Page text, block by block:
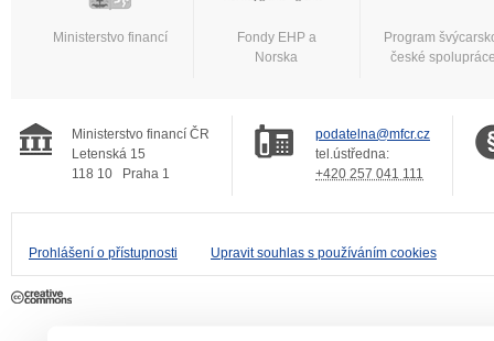
Ministerstvo financí
Fondy EHP a
Norska
Program
české
Ministerstvo financí ČR
Letenská 15
118 10
Praha 1
podatelna@mfcr.cz
tel.ústředna:
+420 257 041 111
Prohlášení o přístupnosti Upravit souhlas s používáním cookies